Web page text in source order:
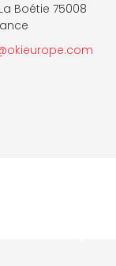
Boétie 75008